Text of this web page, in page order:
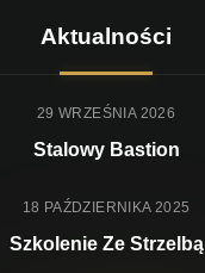
Aktualności
29 WRZEŚNIA 2026
Stalowy Bastion
18 PAŹDZIERNIKA 2025
Szkolenie Ze Strzelbą